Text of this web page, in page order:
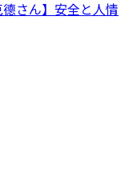
さん】安全と人情